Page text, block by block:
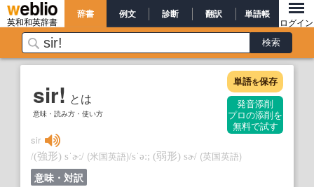
英和和英辞書
辞書 例文 診断 翻訳 単語帳
ログイン
sir! とは
意味・読み方・使い方
単語を保存
発音添削
プロの添削を
無料で試す
sir
/(強形) sˈɚː/ (米国英語)/sˈəː; (弱形) sɚ/ (英国英語)
意味・対訳